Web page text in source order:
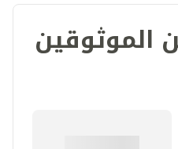
الموثوقين